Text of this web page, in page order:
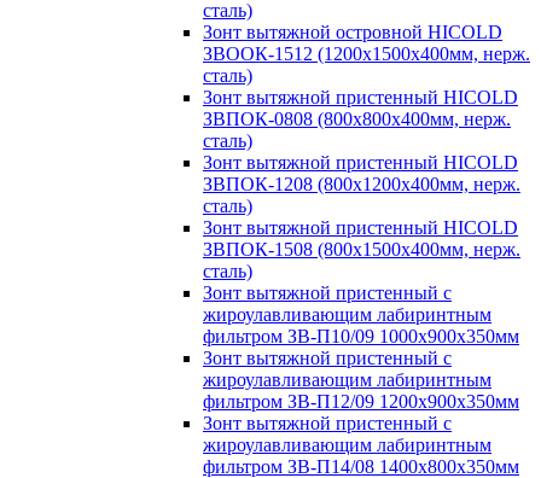
сталь)
Зонт вытяжной островной HICOLD
ЗВООК-1512 (1200х1500х400мм, нерж.
сталь)
Зонт вытяжной пристенный HICOLD
ЗВПОК-0808 (800х800х400мм, нерж.
сталь)
Зонт вытяжной пристенный HICOLD
ЗВПОК-1208 (800х1200х400мм, нерж.
сталь)
Зонт вытяжной пристенный HICOLD
ЗВПОК-1508 (800х1500х400мм, нерж.
сталь)
Зонт вытяжной пристенный с
жироулавливающим лабиринтным
фильтром ЗВ-П10/09 1000х900х350мм
Зонт вытяжной пристенный с
жироулавливающим лабиринтным
фильтром ЗВ-П12/09 1200х900х350мм
Зонт вытяжной пристенный с
жироулавливающим лабиринтным
фильтром ЗВ-П14/08 1400х800х350мм